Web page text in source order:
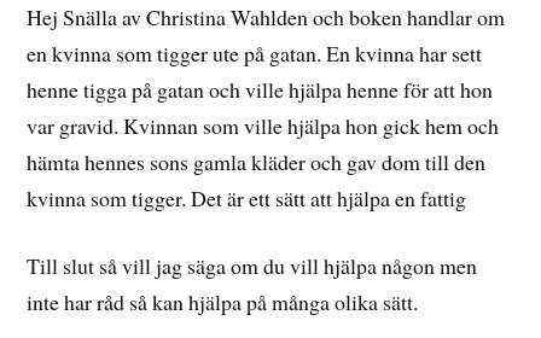
Hej Snälla av Christina Wahlden och boken handlar om
en kvinna som tigger ute på gatan. En kvinna har sett
henne tigga på gatan och ville hjälpa henne för att hon
var gravid. Kvinnan som ville hjälpa hon gick hem och
hämta hennes sons gamla kläder och gav dom till den
kvinna som tigger. Det är ett sätt att hjälpa en fattig
Till slut så vill jag säga om du vill hjälpa någon men
inte har råd så kan hjälpa på många olika sätt.